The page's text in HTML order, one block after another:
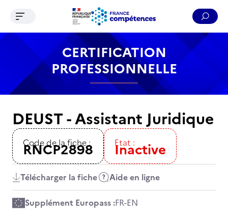
Contenu Recherche Menu Pied de page
Ouvrir le menu de navigation
CERTIFICATION
PROFESSIONNELLE
DEUST - Assistant Juridique
Code de la fiche :
RNCP2898 Etat :
Inactive
Télécharger la fiche Aide en ligne
Supplément Europass :FR-EN